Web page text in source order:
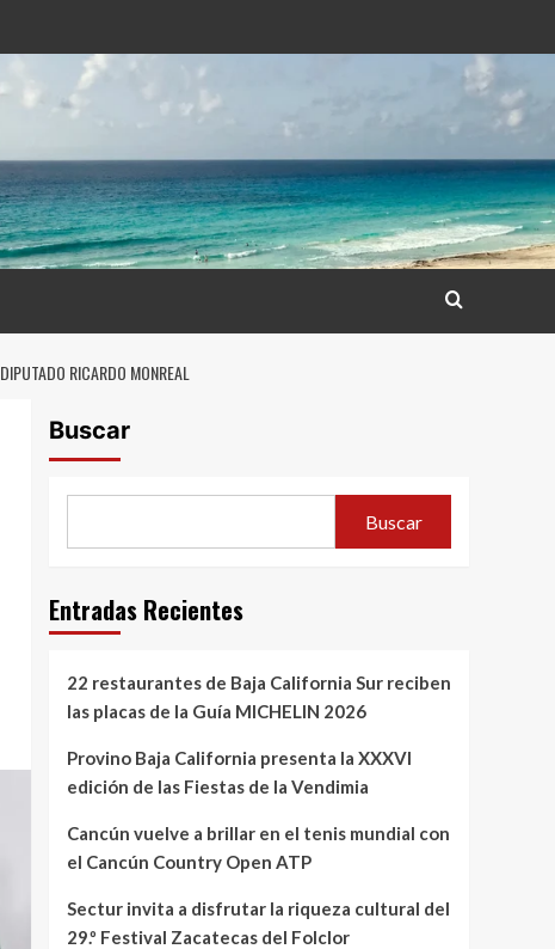
RICARDO MONREAL
Buscar
Buscar
Entradas Recientes
22 restaurantes de Baja California Sur reciben
las placas de la Guía MICHELIN 2026
Provino Baja California presenta la XXXVI
edición de las Fiestas de la Vendimia
Cancún vuelve a brillar en el tenis mundial con
el Cancún Country Open ATP
Sectur invita a disfrutar la riqueza cultural del
29.º Festival Zacatecas del Folclor